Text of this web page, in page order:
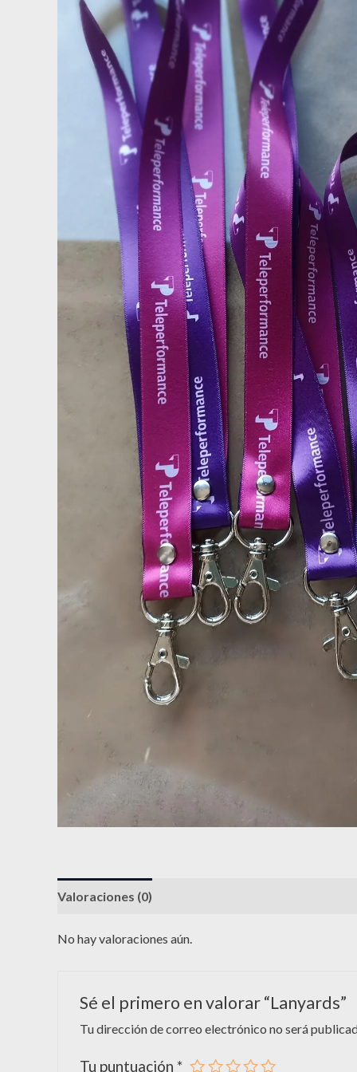
Valoraciones (0)
No hay valoraciones aún.
Sé el primero en valorar “Lanyards”
Tu dirección de correo electrónico no será
Tu puntuación *